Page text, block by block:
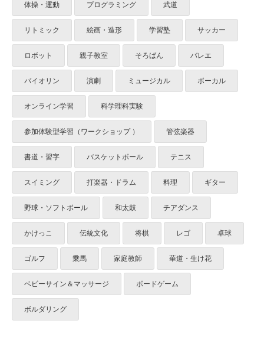
体操・運動 プログラミング 武道
リトミック 絵画・造形 学習塾 サッカー
ロボット 親子教室 そろばん バレエ
バイオリン 演劇 ミュージカル ボーカル
オンライン学習 科学理科実験
参加体験型学習（ワークショップ ） 管弦楽器
書道・習字 バスケットボール テニス
スイミング 打楽器・ドラム 料理 ギター
野球・ソフトボール 和太鼓 チアダンス
かけっこ 伝統文化 将棋 レゴ 卓球
ゴルフ 乗馬 家庭教師 華道・生け花
ベビーサイン＆マッサージ ボードゲーム
ボルダリング